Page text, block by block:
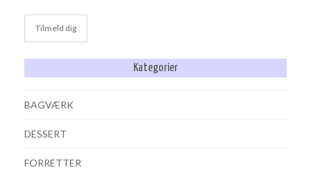
Kategorier
BAGVÆRK
DESSERT
FORRETTER